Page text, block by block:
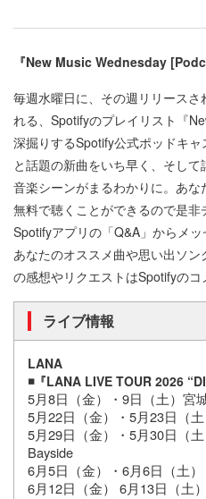
『New Music Wednesday
毎週水曜日に、その週リリース
れる、Spotifyのプレイリスト『
深掘りするSpotify公式ポッドキ
と話題の新曲をいち早く、そし
音楽シーンがまるわかりに。あ
無料で聴くことができるので是非
Spotifyアプリの「Q&A」からメッ
あなたのオススメ曲や思い出ソ
の感想やリクエストはSpotifyのコ
ライブ情報
LANA
◾️『LANA LIVE TOUR 2026
5月8日（金）・9日（土）宮
5月22日（金）・5月23日（
5月29日（金）・5月30日（
Bayside
6月5日（金）・6月6日（土
6月12日（金） 6月13日（土